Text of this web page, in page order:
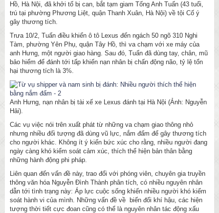
Hồ, Hà Nội, đã khởi tố bị can, bắt tạm giam Tống Anh Tuấn (43 tuổi,
trú tại phường Phương Liệt, quận Thanh Xuân, Hà Nội) về tội Cố ý
gây thương tích.
Trưa 10/2, Tuấn điều khiển ô tô Lexus đến ngách 50 ngõ 310 Nghi
Tàm, phường Yên Phụ, quận Tây Hồ, thì va chạm với xe máy của
anh Hưng, một người giao hàng. Sau đó, Tuấn đã dùng tay, chân, mũ
bảo hiểm để đánh tới tấp khiến nạn nhân bị chấn động não, tỷ lệ tổn
hại thương tích là 3%.
Anh Hưng, nạn nhân bị tài xế xe Lexus đánh tại Hà Nội (Ảnh: Nguyễn
Hải).
Các vụ việc nói trên xuất phát từ những va chạm giao thông nhỏ
nhưng nhiều đối tượng đã dùng vũ lực, nắm đấm để gây thương tích
cho người khác. Không ít ý kiến bức xúc cho rằng, nhiều người đang
ngày càng khó kiểm soát cảm xúc, thích thể hiện bản thân bằng
những hành động phi pháp.
Liên quan đến vấn đề này, trao đổi với phóng viên, chuyên gia truyền
thông văn hóa Nguyễn Đình Thành phân tích, có nhiều nguyên nhân
dẫn tới tình trạng này: Áp lực cuộc sống khiến nhiều người khó kiểm
soát hành vi của mình. Những vấn đề về biến đổi khí hậu, các hiện
tượng thời tiết cực đoan cũng có thể là nguyên nhân tác động xấu